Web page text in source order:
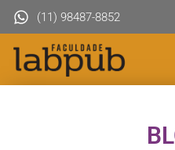
(11) 98487-8852